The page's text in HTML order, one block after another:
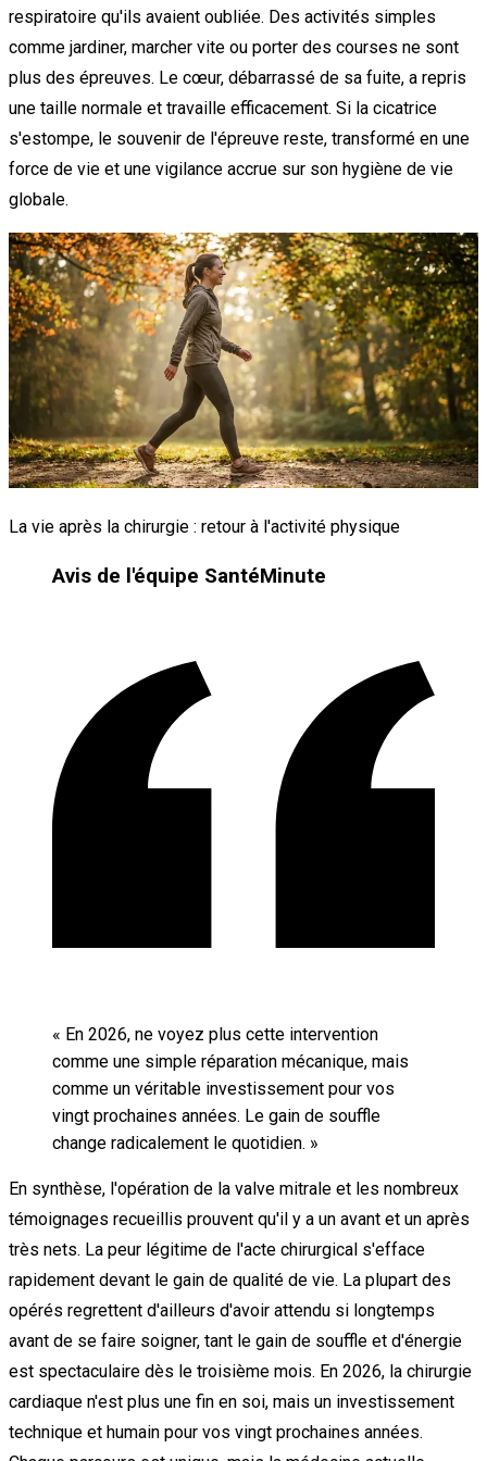
respiratoire qu'ils avaient oubliée. Des activités simples
comme jardiner, marcher vite ou porter des courses ne sont
plus des épreuves. Le cœur, débarrassé de sa fuite, a repris
une taille normale et travaille efficacement. Si la cicatrice
s'estompe, le souvenir de l'épreuve reste, transformé en une
force de vie et une vigilance accrue sur son hygiène de vie
globale.
La vie après la chirurgie : retour à l'activité physique
Avis de l'équipe SantéMinute
« En 2026, ne voyez plus cette intervention
comme une simple réparation mécanique, mais
comme un véritable investissement pour vos
vingt prochaines années. Le gain de souffle
change radicalement le quotidien. »
En synthèse, l'opération de la valve mitrale et les nombreux
témoignages recueillis prouvent qu'il y a un avant et un après
très nets. La peur légitime de l'acte chirurgical s'efface
rapidement devant le gain de qualité de vie. La plupart des
opérés regrettent d'ailleurs d'avoir attendu si longtemps
avant de se faire soigner, tant le gain de souffle et d'énergie
est spectaculaire dès le troisième mois. En 2026, la chirurgie
cardiaque n'est plus une fin en soi, mais un investissement
technique et humain pour vos vingt prochaines années.